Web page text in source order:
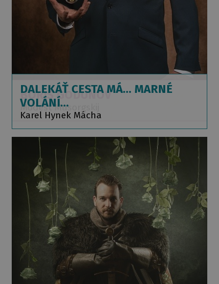
BORIS GODUNOV
Modest Musorgskij
DALEKÁŤ CESTA MÁ... MARNÉ
VOLÁNÍ...
Karel Hynek Mácha